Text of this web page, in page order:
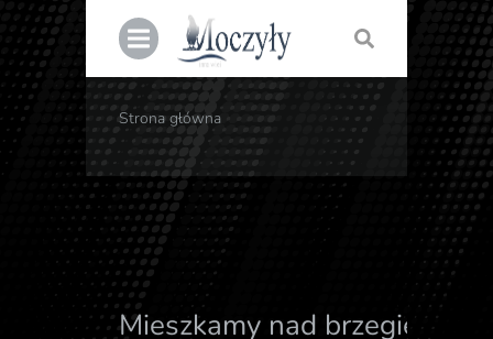
Jesteś tutaj:
Strona główna
Mieszkamy nad brzegiem